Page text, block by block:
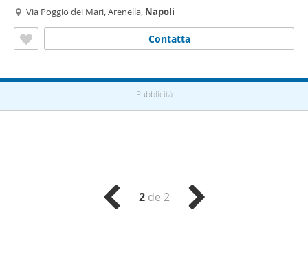
Via Poggio dei Mari, Arenella, Napoli
Contatta
Pubblicità
2de 2